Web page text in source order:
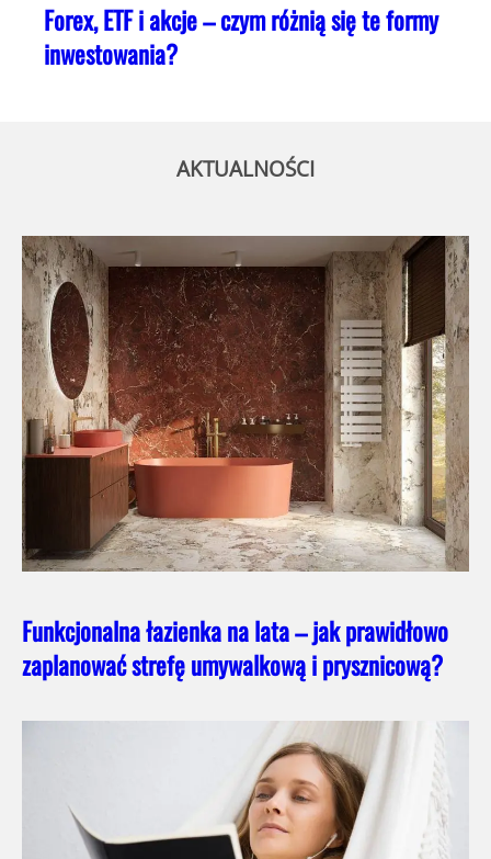
Forex, ETF i akcje – czym różnią się te formy
inwestowania?
AKTUALNOŚCI
Funkcjonalna łazienka na lata – jak prawidłowo
zaplanować strefę umywalkową i prysznicową?